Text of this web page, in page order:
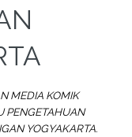
MEDIA KOMIK
PENGETAHUAN
YOGYAKARTA.